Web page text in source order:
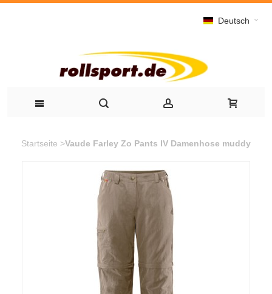
Deutsch
Startseite >Vaude Farley Zo Pants IV Damenhose muddy